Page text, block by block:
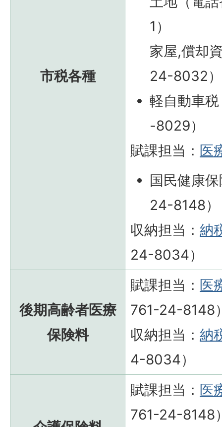
市税各種
1）
家屋,償却
24-8032）
軽自動車
-8029）
賦課担当： 医
国民健康
24-8148）
収納担当： 納
24-8034）
後期高齢者医療
保険料
賦課担当： 医
761-24-8148
収納担当： 納
4-8034）
賦課担当： 医
761-24-8148